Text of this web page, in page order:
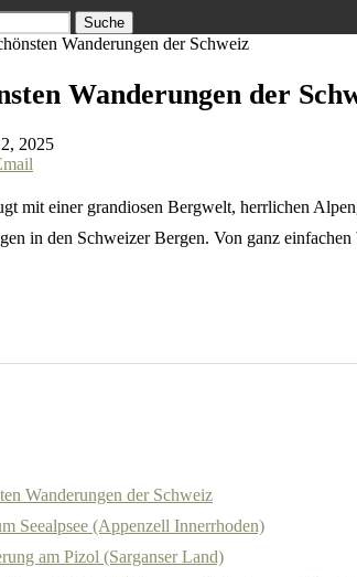
Suche
Wanderungen der Schweiz
Wanderungen der
2025
mit einer grandiosen Bergwelt, herrlichen
in den Schweizer Bergen. Von ganz
Wanderungen der Schweiz
Seealpsee (Appenzell Innerrhoden)
am Pizol (Sarganser Land)